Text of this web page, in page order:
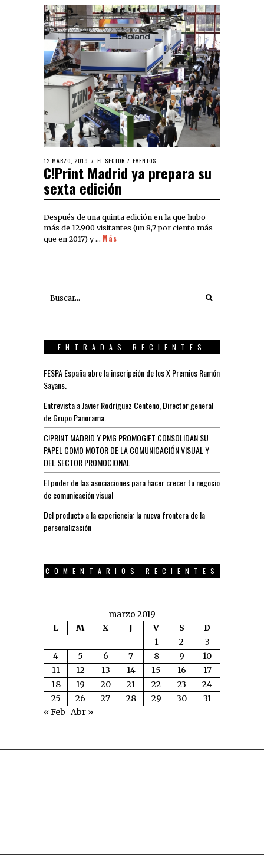
12 MARZO, 2019 EL SECTOR / EVENTOS
C!Print Madrid ya prepara su
sexta edición
Después de una quinta edición en la que hubo
más de 12.900 visitantes (un 8,7 por ciento más
que en 2017) y … Más
ENTRADAS RECIENTES
FESPA España abre la inscripción de los X Premios Ramón
Sayans.
Entrevista a Javier Rodríguez Centeno, Director general
de Grupo Panorama.
C!PRINT MADRID Y PMG PROMOGIFT CONSOLIDAN SU
PAPEL COMO MOTOR DE LA COMUNICACIÓN VISUAL Y
DEL SECTOR PROMOCIONAL
El poder de las asociaciones para hacer crecer tu negocio
de comunicación visual
Del producto a la experiencia: la nueva frontera de la
personalización
COMENTARIOS RECIENTES
marzo 2019
L
M X J V S
D
1
2
3
4
5 6 7 8 9
10
11
12 13 14 15 16
17
18
19 20 21 22 23
24
25
26 27 28 29 30
31
« Feb Abr »